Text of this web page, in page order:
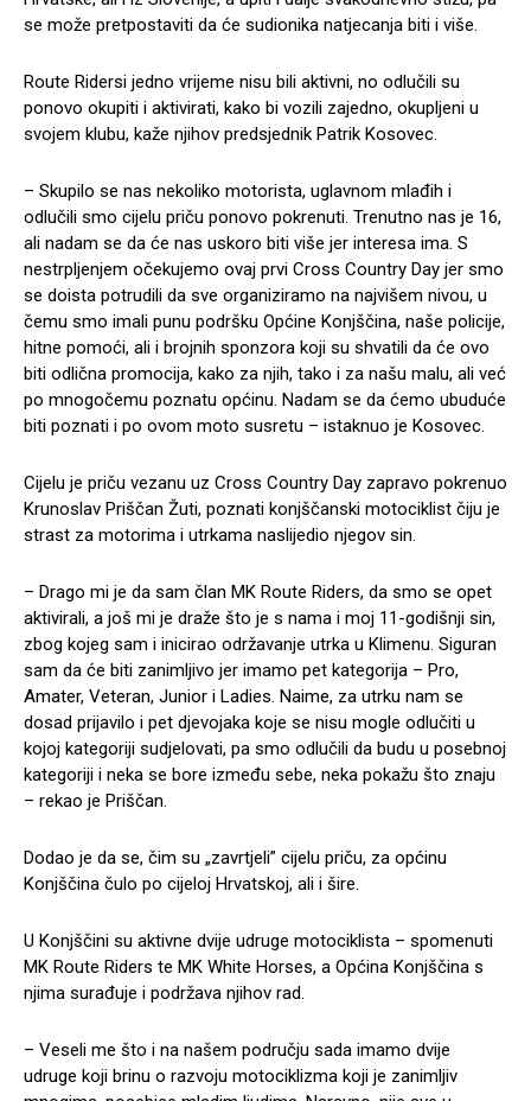
se može pretpostaviti da će sudionika natjecanja biti i više.
Route Ridersi jedno vrijeme nisu bili aktivni, no odlučili su
ponovo okupiti i aktivirati, kako bi vozili zajedno, okupljeni u
svojem klubu, kaže njihov predsjednik Patrik Kosovec.
– Skupilo se nas nekoliko motorista, uglavnom mlađih i
odlučili smo cijelu priču ponovo pokrenuti. Trenutno nas je 16,
ali nadam se da će nas uskoro biti više jer interesa ima. S
nestrpljenjem očekujemo ovaj prvi Cross Country Day jer smo
se doista potrudili da sve organiziramo na najvišem nivou, u
čemu smo imali punu podršku Općine Konjščina, naše policije,
hitne pomoći, ali i brojnih sponzora koji su shvatili da će ovo
biti odlična promocija, kako za njih, tako i za našu malu, ali već
po mnogočemu poznatu općinu. Nadam se da ćemo ubuduće
biti poznati i po ovom moto susretu – istaknuo je Kosovec.
Cijelu je priču vezanu uz Cross Country Day zapravo pokrenuo
Krunoslav Priščan Žuti, poznati konjščanski motociklist čiju je
strast za motorima i utrkama naslijedio njegov sin.
– Drago mi je da sam član MK Route Riders, da smo se opet
aktivirali, a još mi je draže što je s nama i moj 11-godišnji sin,
zbog kojeg sam i inicirao održavanje utrka u Klimenu. Siguran
sam da će biti zanimljivo jer imamo pet kategorija – Pro,
Amater, Veteran, Junior i Ladies. Naime, za utrku nam se
dosad prijavilo i pet djevojaka koje se nisu mogle odlučiti u
kojoj kategoriji sudjelovati, pa smo odlučili da budu u posebnoj
kategoriji i neka se bore između sebe, neka pokažu što znaju
– rekao je Priščan.
Dodao je da se, čim su „zavrtjeli” cijelu priču, za općinu
Konjščina čulo po cijeloj Hrvatskoj, ali i šire.
U Konjščini su aktivne dvije udruge motociklista – spomenuti
MK Route Riders te MK White Horses, a Općina Konjščina s
njima surađuje i podržava njihov rad.
– Veseli me što i na našem području sada imamo dvije
udruge koji brinu o razvoju motociklizma koji je zanimljiv